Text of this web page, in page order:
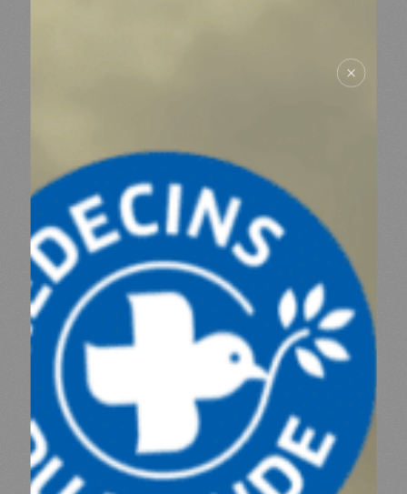
NOUS REJOINDRE
RESSOURCES
ESPACE DONATEURS
COMITÉ DES DONATEURS
ESPACE PRESSE
NOS PARTENAIRES